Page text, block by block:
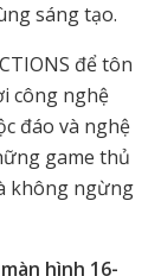
sáng tạo.
để tôn
công nghệ
đáo và nghệ
game thủ
không ngừng
hình 16-